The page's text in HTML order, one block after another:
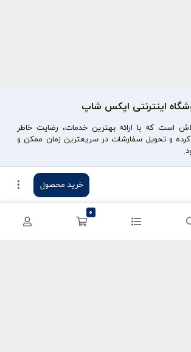
خرید محصول
اینترنتی اپکس شاپ
است که با ارائه بهترین خدمات، رضایت خاطر
کرده و تحویل سفارشات در سریعترین زمان ممکن و
دسترسی سریع
حساب کاربری
سفارشات
0